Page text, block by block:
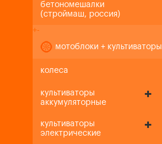
бетономешалки
(строймаш, россия)
+-
мотоблоки + культиваторы
колеса
культиваторы
аккумуляторные
культиваторы
электрические